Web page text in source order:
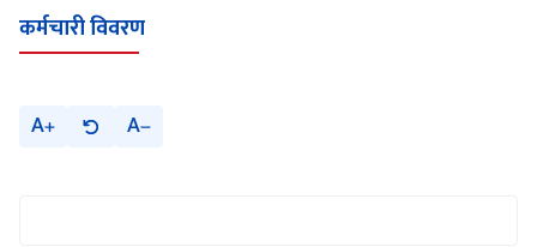
कर्मचारी विवरण
A A